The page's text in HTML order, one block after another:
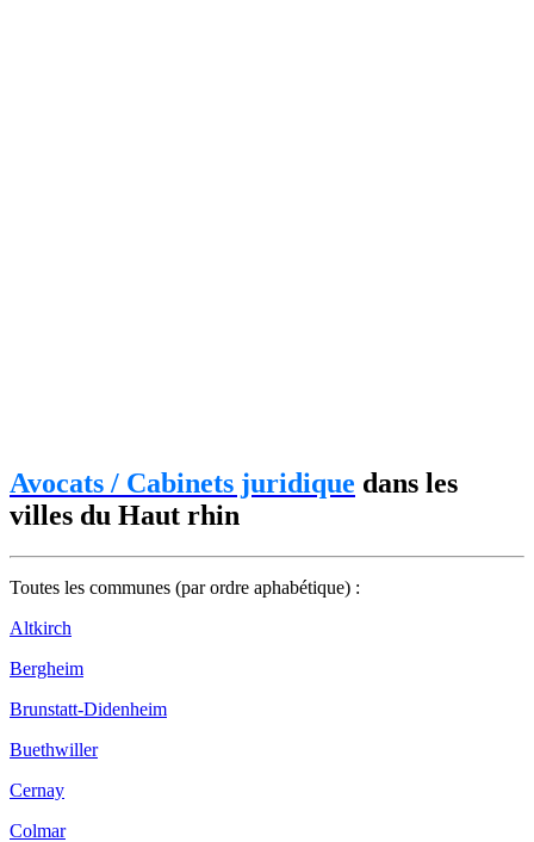
Avocats / Cabinets juridique dans les
villes du Haut rhin
Toutes les communes (par ordre aphabétique) :
Altkirch
Bergheim
Brunstatt-Didenheim
Buethwiller
Cernay
Colmar